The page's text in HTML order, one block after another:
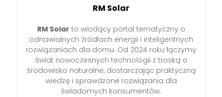
RM Solar
RM Solar to wiodący portal tematyczny o
odnawialnych źródłach energii i inteligentnych
rozwiązaniach dla domu. Od 2024 roku łączymy
świat nowoczesnych technologii z troską o
środowisko naturalne, dostarczając praktyczną
wiedzę i sprawdzone rozwiązania dla
świadomych konsumentów.